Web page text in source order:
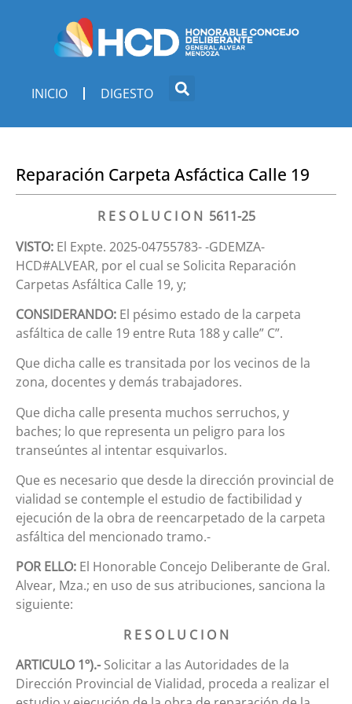
INICIO DIGESTO
Reparación Carpeta Asfáctica Calle 19
R E S O L U C I O N 5611-25
VISTO: El Expte. 2025-04755783- -GDEMZA-
HCD#ALVEAR, por el cual se Solicita Reparación
Carpetas Asfáltica Calle 19, y;
CONSIDERANDO: El pésimo estado de la carpeta
asfáltica de calle 19 entre Ruta 188 y calle” C”.
Que dicha calle es transitada por los vecinos de la
zona, docentes y demás trabajadores.
Que dicha calle presenta muchos serruchos, y
baches; lo que representa un peligro para los
transeúntes al intentar esquivarlos.
Que es necesario que desde la dirección provincial de
vialidad se contemple el estudio de factibilidad y
ejecución de la obra de reencarpetado de la carpeta
asfáltica del mencionado tramo.-
POR ELLO: El Honorable Concejo Deliberante de Gral.
Alvear, Mza.; en uso de sus atribuciones, sanciona la
siguiente:
R E S O L U C I O N
ARTICULO 1º).-Solicitar a las Autoridades de la
Dirección Provincial de Vialidad, proceda a realizar el